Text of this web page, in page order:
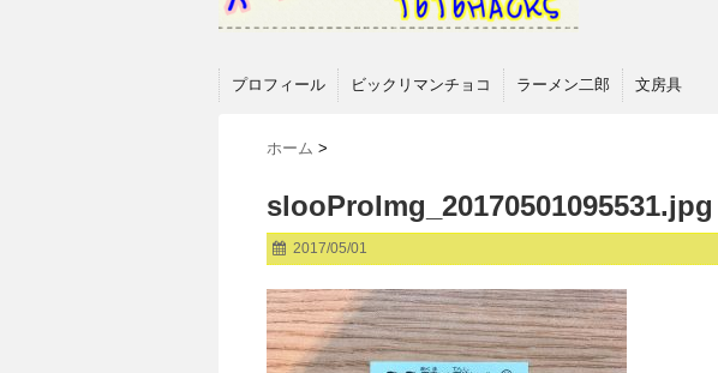
プロフィール ビックリマンチョコ ラーメン二郎 文房具
ホーム >
slooProImg_20170501095531.jpg
2017/05/01